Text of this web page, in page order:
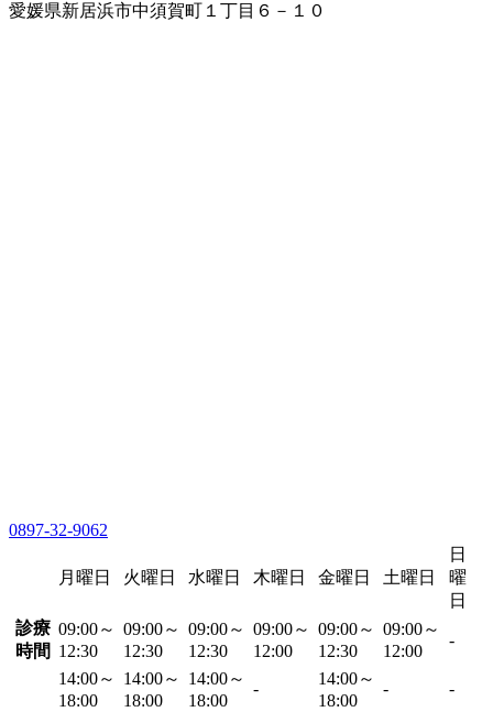
愛媛県新居浜市中須賀町１丁目６－１０
0897-32-9062
月曜日 火曜日 水曜日 木曜日 金曜日 土曜日
日
曜
日
診療
時間
09:00～
12:30
09:00～
12:30
09:00～
12:30
09:00～
12:00
09:00～
12:30
09:00～
12:00
-
14:00～
18:00
14:00～
18:00
14:00～
18:00
-
14:00～
18:00
- -